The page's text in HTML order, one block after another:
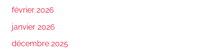
février 2026
janvier 2026
décembre 2025